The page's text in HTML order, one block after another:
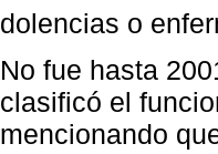
dolencias o
No fue hasta
clasificó el
mencionando